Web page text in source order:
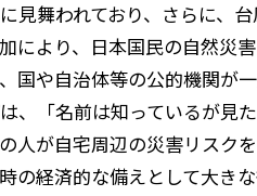
見舞われており、さらに、台
により、日本国民の自然災
国や自治体等の公的機関が
、「名前は知っているが見
人が自宅周辺の災害リスク
の経済的な備えとして大き